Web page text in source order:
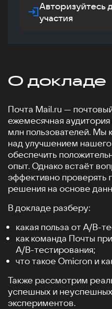
Авторизуйтесь
участия
О докладе
Почта Mail.ru —
ежемесячная
млн пользователей. Мы
над улучшением
обеспечить
опыт. Однако встаёт
эффективно проверять
решения на основе
В докладе разберу:
какая польза от А/B-
как команда Почты
A/B-тестирования;
что такое Omicron и
Также рассмотрим
успешных и
экспериментов.